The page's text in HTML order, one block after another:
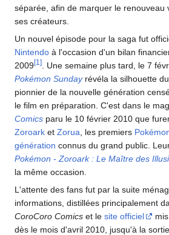
séparée, afin de marquer le renouveau
ses créateurs.
Un nouvel épisode pour la saga fut
Nintendo à l'occasion d'un bilan
2009[1 ]
. Une semaine plus tard, le 7
Pokémon Sundayrévéla la silhouette
pionnier de la nouvelle génération
le film en préparation. C'est dans le
Comics paru le 10 février 2010 que
Zoroark et Zorua , les premiers
génération connus du grand public.
Pokémon - Zoroark : Le Maître des
la même occasion.
L'attente des fans fut par la suite
informations, distillées principalement
CoroCoro Comics et le site officiel
dès le mois d'avril 2010, jusqu'à la